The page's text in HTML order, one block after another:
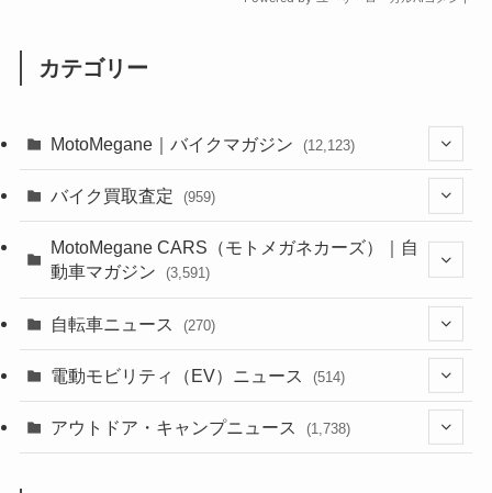
カテゴリー
MotoMegane｜バイクマガジン (12,123)
(44)
(637)
(118)
(60)
(251)
(38) (249)
(306)
(6,953)
(2,473)
(1,226)
バイク買取査定 (959)
(352)
MotoMegane CARS（モトメガネカーズ）｜自
動車マガジン
(3,591)
(184)
自転車ニュース (270)
(54)
(211)
電動モビリティ（EV）ニュース (514)
(132)
アウトドア・キャンプニュース (1,738)